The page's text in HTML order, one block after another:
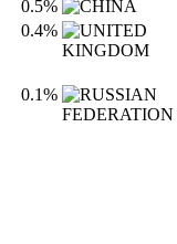
0.5%
0.4%
0.1%